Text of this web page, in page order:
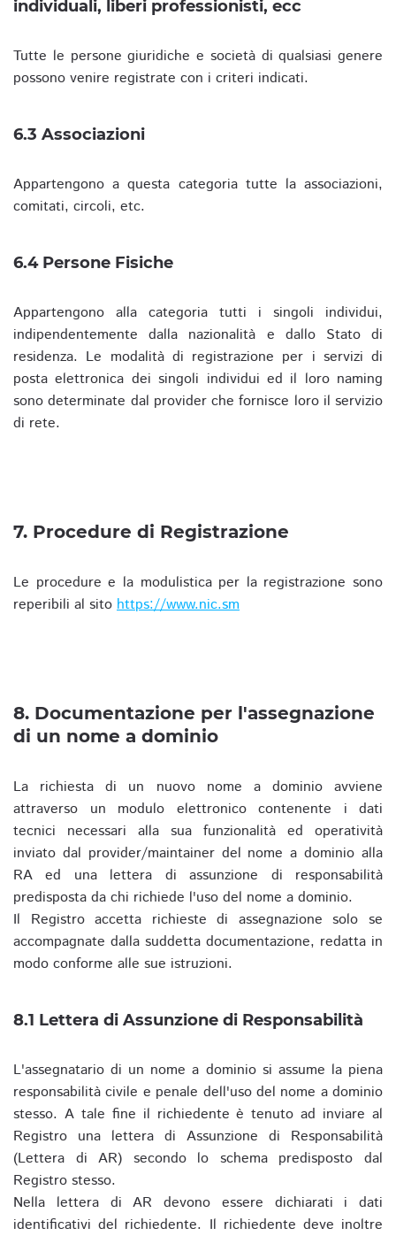
individuali, liberi professionisti, ecc
Tutte le persone giuridiche e società di qualsiasi genere
possono venire registrate con i criteri indicati.
6.3 Associazioni
Appartengono a questa categoria tutte la associazioni,
comitati, circoli, etc.
6.4 Persone Fisiche
Appartengono alla categoria tutti i singoli individui,
indipendentemente dalla nazionalità e dallo Stato di
residenza. Le modalità di registrazione per i servizi di
posta elettronica dei singoli individui ed il loro naming
sono determinate dal provider che fornisce loro il servizio
di rete.
7. Procedure di Registrazione
Le procedure e la modulistica per la registrazione sono
reperibili al sito https://www.nic.sm
8. Documentazione per l'assegnazione
di un nome a dominio
La richiesta di un nuovo nome a dominio avviene
attraverso un modulo elettronico contenente i dati
tecnici necessari alla sua funzionalità ed operatività
inviato dal provider/maintainer del nome a dominio alla
RA ed una lettera di assunzione di responsabilità
predisposta da chi richiede l'uso del nome a dominio.
Il Registro accetta richieste di assegnazione solo se
accompagnate dalla suddetta documentazione, redatta in
modo conforme alle sue istruzioni.
8.1 Lettera di Assunzione di Responsabilità
L'assegnatario di un nome a dominio si assume la piena
responsabilità civile e penale dell'uso del nome a dominio
stesso. A tale fine il richiedente è tenuto ad inviare al
Registro una lettera di Assunzione di Responsabilità
(Lettera di AR) secondo lo schema predisposto dal
Registro stesso.
Nella lettera di AR devono essere dichiarati i dati
identificativi del richiedente. Il richiedente deve inoltre